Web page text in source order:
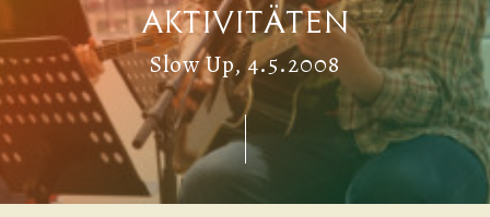
Aktivitäten
Slow Up, 4.5.2008